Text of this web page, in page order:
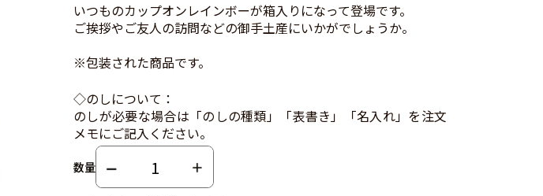
いつものカップオンレインボーが箱入りになって登場です。
ご挨拶やご友人の訪問などの御手土産にいかがでしょうか。
※包装された商品です。
◇のしについて：
のしが必要な場合は「のしの種類」「表書き」「名入れ」を注文
メモにご記入ください。
数量